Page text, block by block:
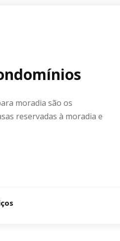
moradia são os
reservadas à moradia e